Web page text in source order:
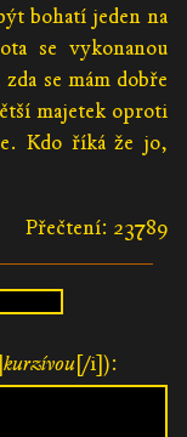
bohatí jeden na
se vykonanou
se mám dobře
majetek oproti
Kdo říká že jo,
Přečtení: 23789
kurzívou[/i]):